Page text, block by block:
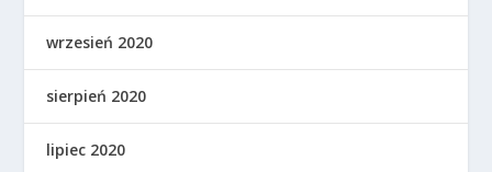
wrzesień 2020
sierpień 2020
lipiec 2020